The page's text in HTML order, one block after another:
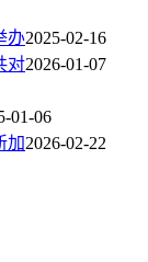
办2025-02-16
对2026-01-07
01-06
加2026-02-22